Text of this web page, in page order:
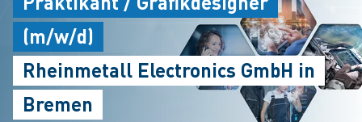
(m/w/d)
Rheinmetall Electronics GmbH in
Bremen